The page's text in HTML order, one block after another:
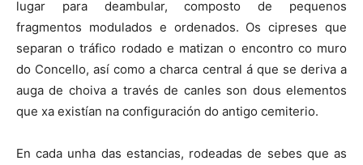
lugar para deambular, composto de pequenos
fragmentos modulados e ordenados. Os cipreses que
separan o tráfico rodado e matizan o encontro co muro
do Concello, así como a charca central á que se deriva a
auga de choiva a través de canles son dous elementos
que xa existían na configuración do antigo cemiterio.
En cada unha das estancias, rodeadas de sebes que as